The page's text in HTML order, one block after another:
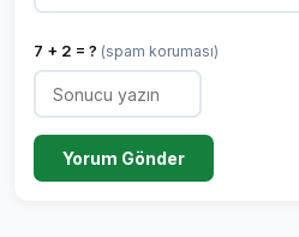
7 + 2 = ? (spam koruması)
Yorum Gönder